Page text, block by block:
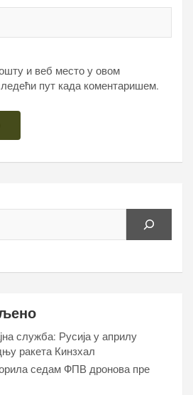
и веб место у овом
пут када коментаришем.
служба: Русија у априлу
ракета Кинзхал
седам ФПВ дронова пре